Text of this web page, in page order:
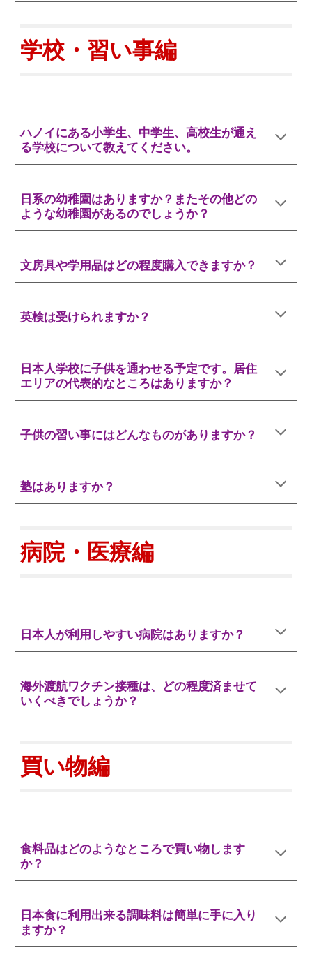
学校・習い事編
ハノイにある小学生、中学生、高校生が通え
る学校について教えてください。
日系の幼稚園はありますか？またその他どの
ような幼稚園があるのでしょうか？
文房具や学用品はどの程度購入できますか？
英検は受けられますか？
日本人学校に子供を通わせる予定です。居住
エリアの代表的なところはありますか？
子供の習い事にはどんなものがありますか？
塾はありますか？
病院・医療編
日本人が利用しやすい病院はありますか？
海外渡航ワクチン接種は、どの程度済ませて
いくべきでしょうか？
買い物編
食料品はどのようなところで買い物します
か？
日本食に利用出来る調味料は簡単に手に入り
ますか？